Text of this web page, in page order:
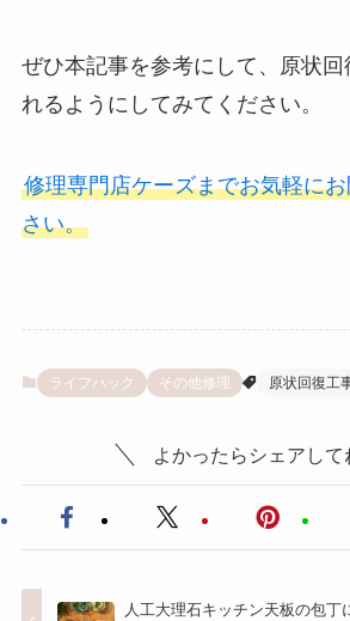
ぜひ本記事を参考にして、原状回
れるようにしてみてください。
修理専門店ケーズまでお気軽に
さい。
ライフハック その他修理 原状回復工
よかったらシェアして
人工大理石キッチン天板の包丁